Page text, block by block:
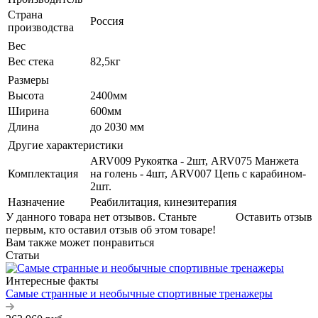
Страна
производства
Россия
Вес
Вес стека
82,5кг
Размеры
Высота
2400мм
Ширина
600мм
Длина
до 2030 мм
Другие характеристики
Комплектация
ARV009 Рукоятка - 2шт, ARV075 Манжета
на голень - 4шт, ARV007 Цепь с карабином-
2шт.
Назначение
Реабилитация, кинезитерапия
Оставить отзыв
У данного товара нет отзывов. Станьте
первым, кто оставил отзыв об этом товаре!
Вам также может понравиться
Статьи
Интересные факты
Самые странные и необычные спортивные тренажеры